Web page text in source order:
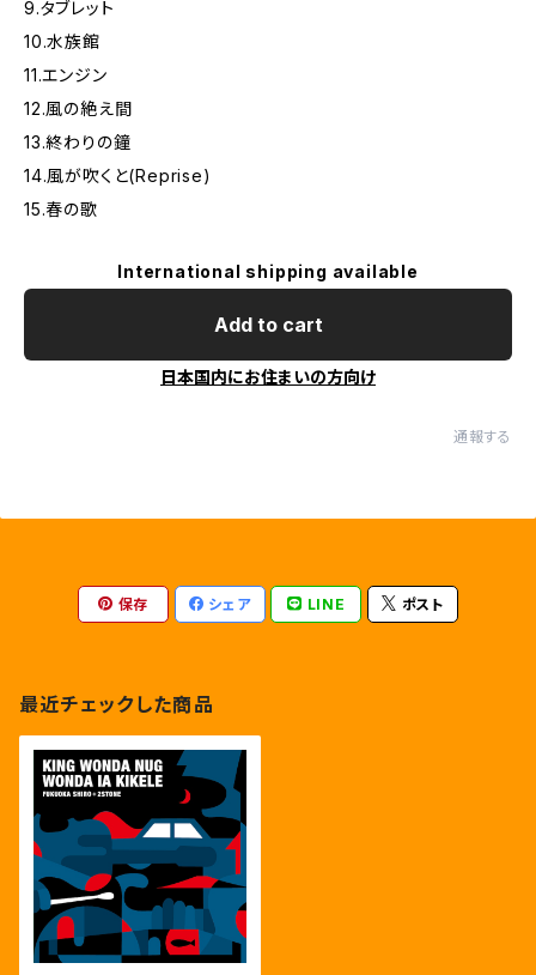
9.タブレット
10.水族館
11.エンジン
12.風の絶え間
13.終わりの鐘
14.風が吹くと(Reprise)
15.春の歌
International shipping available
Add to cart
日本国内にお住まいの方向け
通報する
保存 シェア LINE ポスト
最近チェックした商品